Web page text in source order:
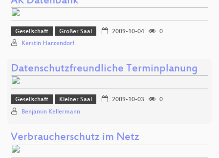
Gesellschaft Großer Saal 2009-10-04
0
Kerstin Harzendorf
Datenschutzfreundliche Terminplanung
Gesellschaft Kleiner Saal 2009-10-03
0
Benjamin Kellermann
Verbraucherschutz im Netz